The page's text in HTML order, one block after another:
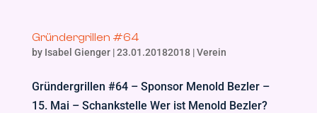
Gründergrillen #64
by Isabel Gienger|23.01.20182018|Verein
Gründergrillen #64 – Sponsor Menold Bezler –
15. Mai – Schankstelle Wer ist Menold Bezler?